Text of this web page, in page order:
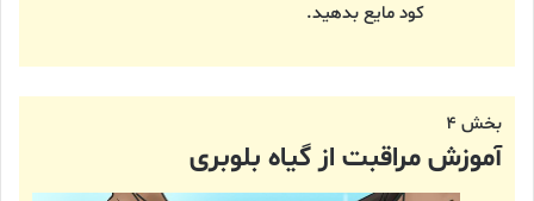
کود مایع بدهید.
بخش ۴
آموزش مراقبت از گیاه بلوبری